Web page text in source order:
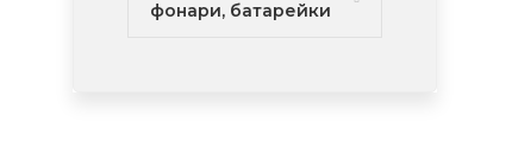
фонари, батарейки